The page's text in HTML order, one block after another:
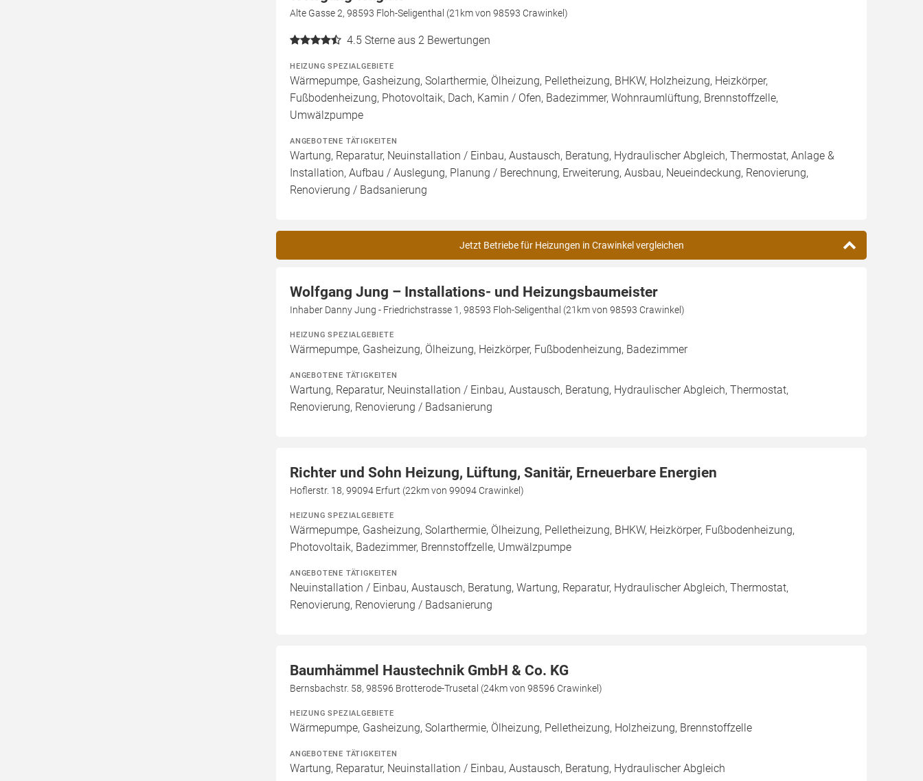
Alte Gasse 2, 98593 Floh-Seligenthal (21km von 98593 Crawinkel)
4.5 Sterne aus 2 Bewertungen
HEIZUNG SPEZIALGEBIETE
Wärmepumpe, Gasheizung, Solarthermie, Ölheizung, Pelletheizung, BHKW, Holzheizung, Heizkörper,
Fußbodenheizung, Photovoltaik, Dach, Kamin / Ofen, Badezimmer, Wohnraumlüftung, Brennstoffzelle,
Umwälzpumpe
ANGEBOTENE TÄTIGKEITEN
Wartung, Reparatur, Neuinstallation / Einbau, Austausch, Beratung, Hydraulischer Abgleich, Thermostat, Anlage &
Installation, Aufbau / Auslegung, Planung / Berechnung, Erweiterung, Ausbau, Neueindeckung, Renovierung,
Renovierung / Badsanierung
Jetzt Betriebe für Heizungen in Crawinkel vergleichen
Wolfgang Jung – Installations- und Heizungsbaumeister
Inhaber Danny Jung - Friedrichstrasse 1, 98593 Floh-Seligenthal (21km von 98593 Crawinkel)
HEIZUNG SPEZIALGEBIETE
Wärmepumpe, Gasheizung, Ölheizung, Heizkörper, Fußbodenheizung, Badezimmer
ANGEBOTENE TÄTIGKEITEN
Wartung, Reparatur, Neuinstallation / Einbau, Austausch, Beratung, Hydraulischer Abgleich, Thermostat,
Renovierung, Renovierung / Badsanierung
Richter und Sohn Heizung, Lüftung, Sanitär, Erneuerbare Energien
Hoflerstr. 18, 99094 Erfurt (22km von 99094 Crawinkel)
HEIZUNG SPEZIALGEBIETE
Wärmepumpe, Gasheizung, Solarthermie, Ölheizung, Pelletheizung, BHKW, Heizkörper, Fußbodenheizung,
Photovoltaik, Badezimmer, Brennstoffzelle, Umwälzpumpe
ANGEBOTENE TÄTIGKEITEN
Neuinstallation / Einbau, Austausch, Beratung, Wartung, Reparatur, Hydraulischer Abgleich, Thermostat,
Renovierung, Renovierung / Badsanierung
Baumhämmel Haustechnik GmbH & Co. KG
Bernsbachstr. 58, 98596 Brotterode-Trusetal (24km von 98596 Crawinkel)
HEIZUNG SPEZIALGEBIETE
Wärmepumpe, Gasheizung, Solarthermie, Ölheizung, Pelletheizung, Holzheizung, Brennstoffzelle
ANGEBOTENE TÄTIGKEITEN
Wartung, Reparatur, Neuinstallation / Einbau, Austausch, Beratung, Hydraulischer Abgleich